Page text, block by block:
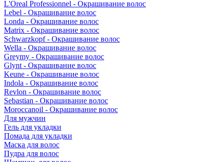
L'Oreal Professionnel - Окрашивание волос
Lebel - Окрашивание волос
Londa - Окрашивание волос
Matrix - Окрашивание волос
Schwarzkopf - Окрашивание волос
Wella - Окрашивание волос
Greymy - Окрашивание волос
Glynt - Окрашивание волос
Keune - Окрашивание волос
Indola - Окрашивание волос
Revlon - Окрашивание волос
Sebastian - Окрашивание волос
Moroccanoil - Окрашивание волос
Для мужчин
Гель для укладки
Помада для укладки
Маска для волос
Пудра для волос